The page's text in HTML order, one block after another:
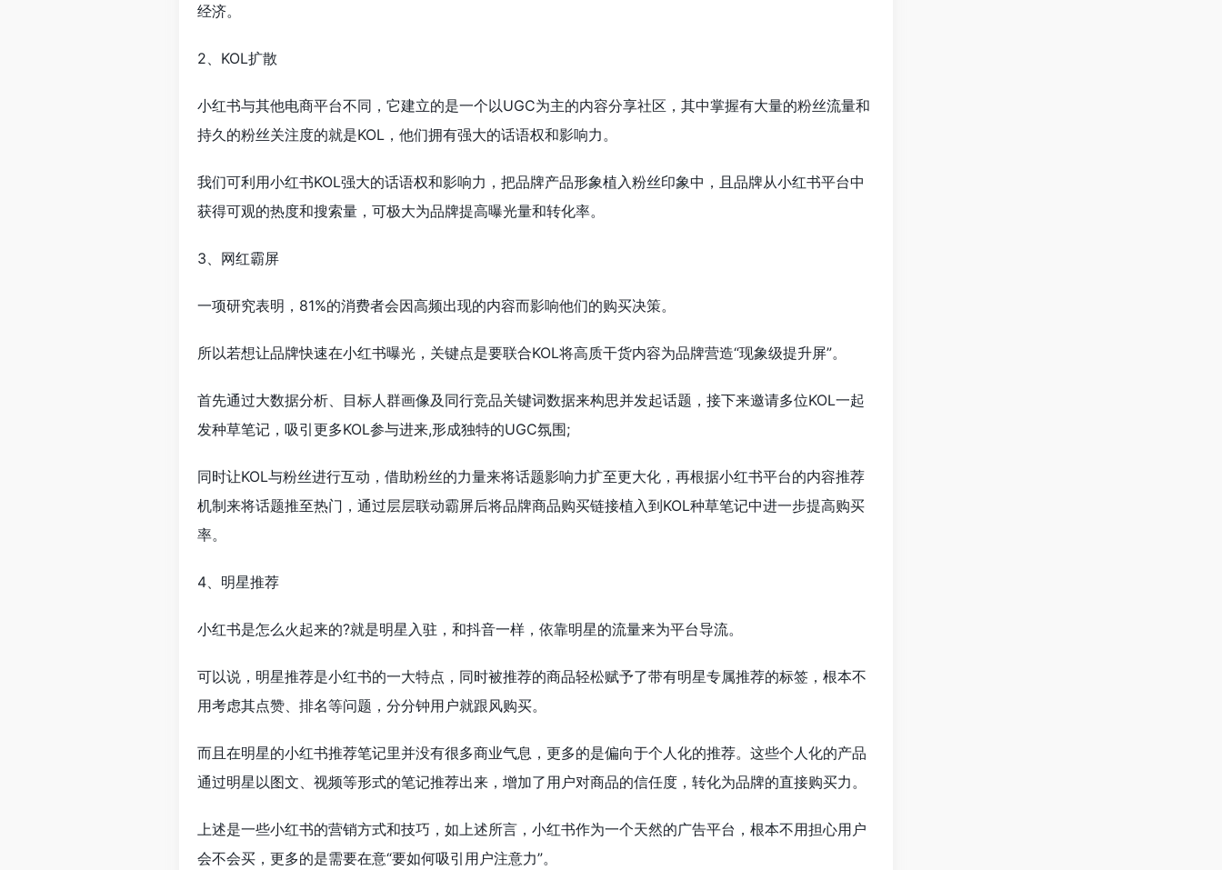
经济。
2、KOL扩散
小红书与其他电商平台不同，它建立的是一个以UGC为主的内容分享社区，其中掌握有大量的粉丝流量和
持久的粉丝关注度的就是KOL，他们拥有强大的话语权和影响力。
我们可利用小红书KOL强大的话语权和影响力，把品牌产品形象植入粉丝印象中，且品牌从小红书平台中
获得可观的热度和搜索量，可极大为品牌提高曝光量和转化率。
3、网红霸屏
一项研究表明，81%的消费者会因高频出现的内容而影响他们的购买决策。
所以若想让品牌快速在小红书曝光，关键点是要联合KOL将高质干货内容为品牌营造“现象级提升屏”。
首先通过大数据分析、目标人群画像及同行竞品关键词数据来构思并发起话题，接下来邀请多位KOL一起
发种草笔记，吸引更多KOL参与进来,形成独特的UGC氛围;
同时让KOL与粉丝进行互动，借助粉丝的力量来将话题影响力扩至更大化，再根据小红书平台的内容推荐
机制来将话题推至热门，通过层层联动霸屏后将品牌商品购买链接植入到KOL种草笔记中进一步提高购买
率。
4、明星推荐
小红书是怎么火起来的?就是明星入驻，和抖音一样，依靠明星的流量来为平台导流。
可以说，明星推荐是小红书的一大特点，同时被推荐的商品轻松赋予了带有明星专属推荐的标签，根本不
用考虑其点赞、排名等问题，分分钟用户就跟风购买。
而且在明星的小红书推荐笔记里并没有很多商业气息，更多的是偏向于个人化的推荐。这些个人化的产品
通过明星以图文、视频等形式的笔记推荐出来，增加了用户对商品的信任度，转化为品牌的直接购买力。
上述是一些小红书的营销方式和技巧，如上述所言，小红书作为一个天然的广告平台，根本不用担心用户
会不会买，更多的是需要在意“要如何吸引用户注意力”。